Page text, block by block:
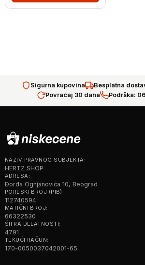
Sigurna kupovina
Besplatna
Povraćaj 30 dana
Podrška:
NAZIV PRAVNOG SUBJEKTA:
HERTZ SHOP
ADRESA:
Đorđa Ognjanovića 10, Beograd
PORESKI BROJ (PIB):
112740594
MATIČNI BROJ:
66322530
ŠIFRA DELATNOSTI:
4791
TEKUĆI RAČUN:
170-0050037042001-65